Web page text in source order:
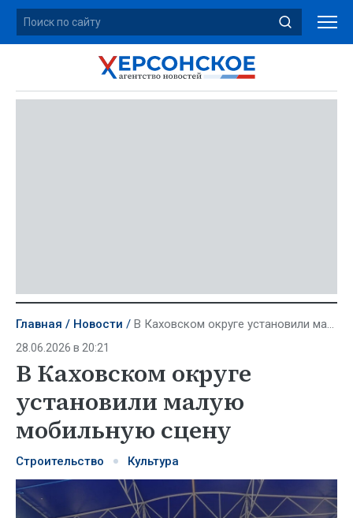
Главная Новости В Каховском округе установили малую мобильную сцену
28.06.2026 в 20:21
В Каховском округе
установили малую
мобильную сцену
Строительство Культура